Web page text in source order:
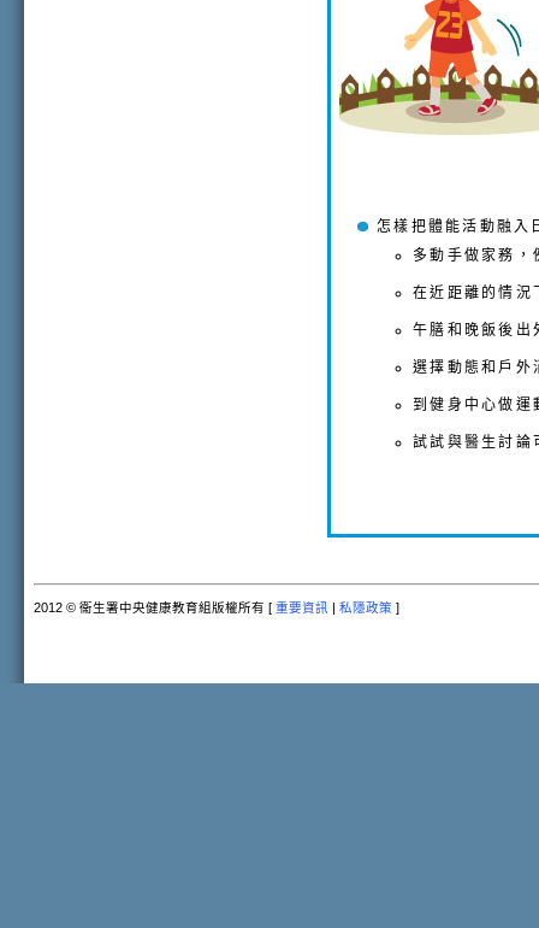
怎樣把體能活動融入
多動手做家務，
在近距離的情況
午膳和晚飯後出
選擇動態和戶外
到健身中心做運
試試與醫生討論
2012 © 衞生署中央健康教育組版權所有 [ 重要資訊 | 私隱政策 ]